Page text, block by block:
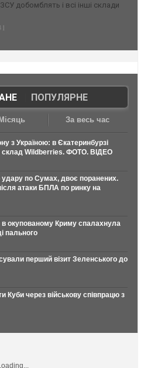
добомблять і всі інші склади
| ПОПУЛЯРНЕ
Місяць За весь час
з Україною: в Єкатеринбурзі
склад Wildberries. ФОТО. ВІДЕО
удару по Сумах, двоє поранених.
атаки БПЛА по ринку на
в окупованому Криму спалахнула
пального
перший візит Зеленського до
Куби через військову співпрацю з